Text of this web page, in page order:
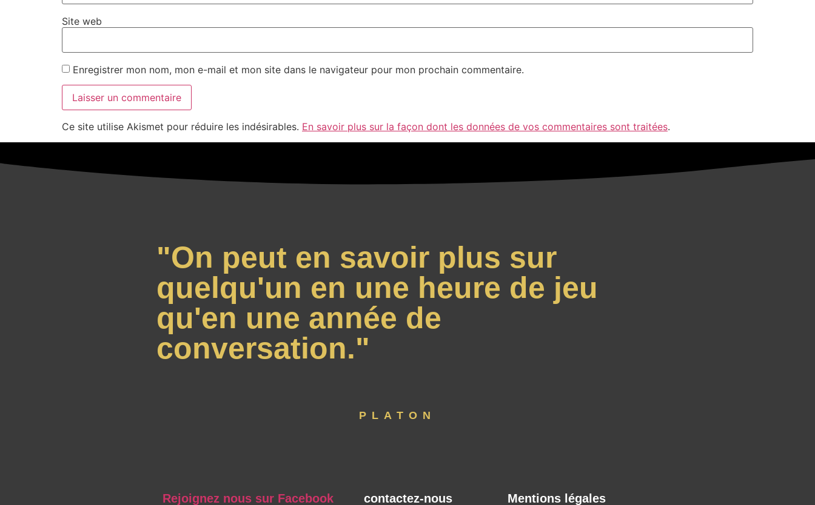
Site web
Enregistrer mon nom, mon e-mail et mon site dans le navigateur pour mon prochain commentaire.
Ce site utilise Akismet pour réduire les indésirables. En savoir plus sur la façon dont les données de vos commentaires sont traitées.
"On peut en savoir plus sur
quelqu'un en une heure de jeu
qu'en une année de
conversation."
PLATON
Rejoignez nous sur Facebook contactez-nous Mentions légales